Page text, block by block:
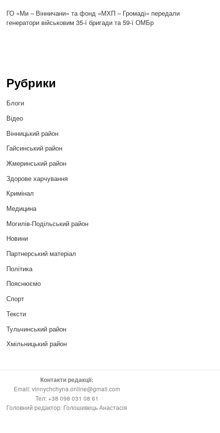
ГО «Ми – Вінничани» та фонд «МХП – Громаді» передали
генератори військовим 35-ї бригади та 59-ї ОМБр
Рубрики
Блоги
Відео
Вінницький район
Гайсинський район
Жмеринський район
Здорове харчування
Кримінал
Медицина
Могилів-Подільський район
Новини
Партнерський матеріал
Політика
Пояснюємо
Спорт
Тексти
Тульчинський район
Хмільницький район
Контакти редакції:
Email: vinnychchyna.online@gmail.com
Тел: +38 098 031 08 61
Головний редактор: Голошивець Анастасія